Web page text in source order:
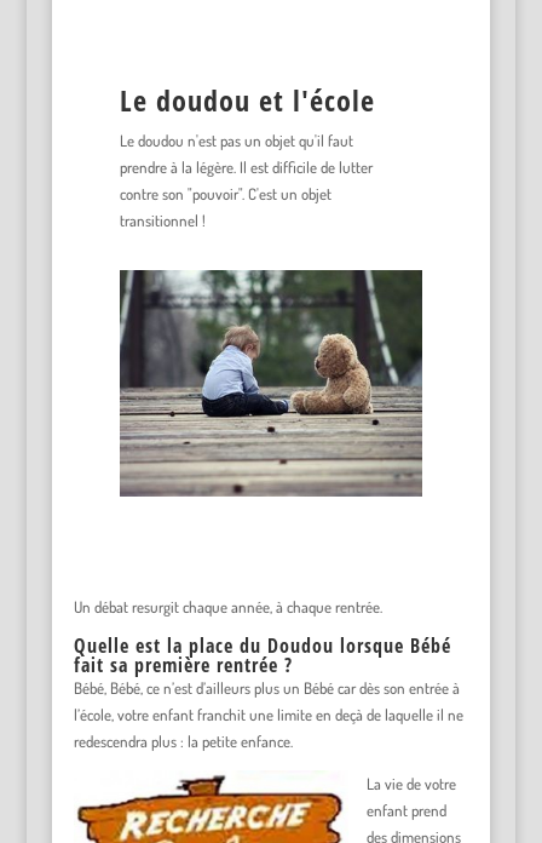
Le doudou et l'école
Le doudou n'est pas un objet qu'il faut
prendre à la légère. Il est difficile de lutter
contre son "pouvoir". C'est un objet
transitionnel !
Un débat resurgit chaque année, à chaque rentrée.
Quelle est la place du Doudou lorsque Bébé
fait sa première rentrée ?
Bébé, Bébé, ce n’est d’ailleurs plus un Bébé car dès son entrée à
l’école, votre enfant franchit une limite en deçà de laquelle il ne
redescendra plus : la petite enfance.
La vie de votre
enfant prend
des dimensions